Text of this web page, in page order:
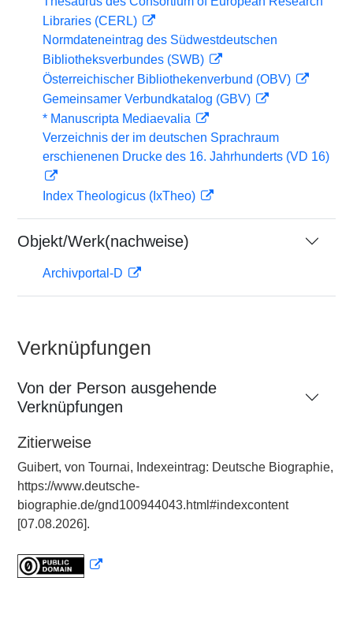
Libraries (CERL)
Normdateneintrag des Südwestdeutschen
Bibliotheksverbundes (SWB)
Österreichischer Bibliothekenverbund (OBV)
Gemeinsamer Verbundkatalog (GBV)
* Manuscripta Mediaevalia
Verzeichnis der im deutschen Sprachraum
erschienenen Drucke des 16. Jahrhunderts (VD 16)
Index Theologicus (IxTheo)
Objekt/Werk(nachweise)
Archivportal-D
Verknüpfungen
Von der Person ausgehende
Verknüpfungen
Zitierweise
Guibert, von Tournai, Indexeintrag: Deutsche Biographie,
https://www.deutsche-
biographie.de/gnd100944043.html#indexcontent
[07.08.2026].